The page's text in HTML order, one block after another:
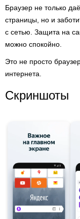
Браузер не только
страницы, но и
с сетью. Защита на
можно спокойно.
Это не просто
интернета.
Скриншоты